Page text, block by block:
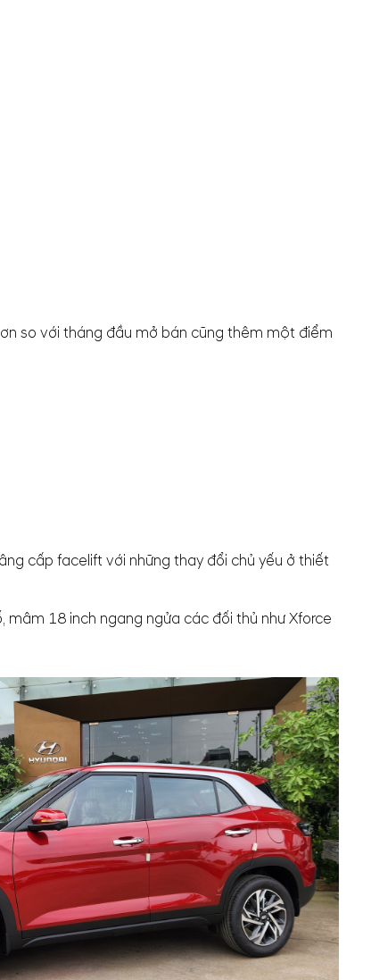
so với tháng đầu mở bán cũng thêm một điểm
cấp facelift với những thay đổi chủ yếu ở thiết
18 inch ngang ngửa các đối thủ như Xforce